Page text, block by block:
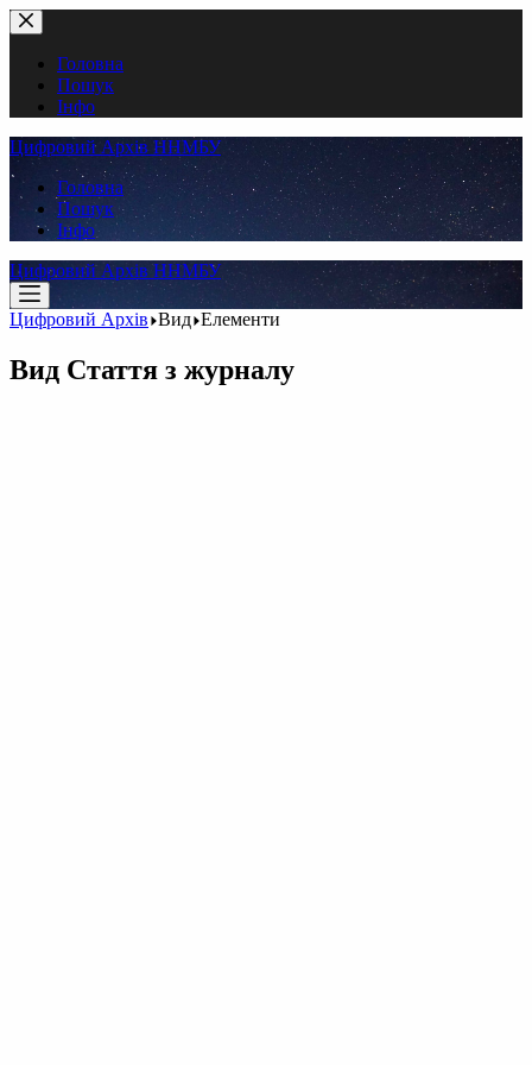
Перейти
до
вмістуГоловна
Пошук
Інфо
Цифровий Архів ННМБУ
Головна
Пошук
Інфо
Цифровий Архів ННМБУ
Цифровий Архів Вид Елементи
Вид Стаття з журналу